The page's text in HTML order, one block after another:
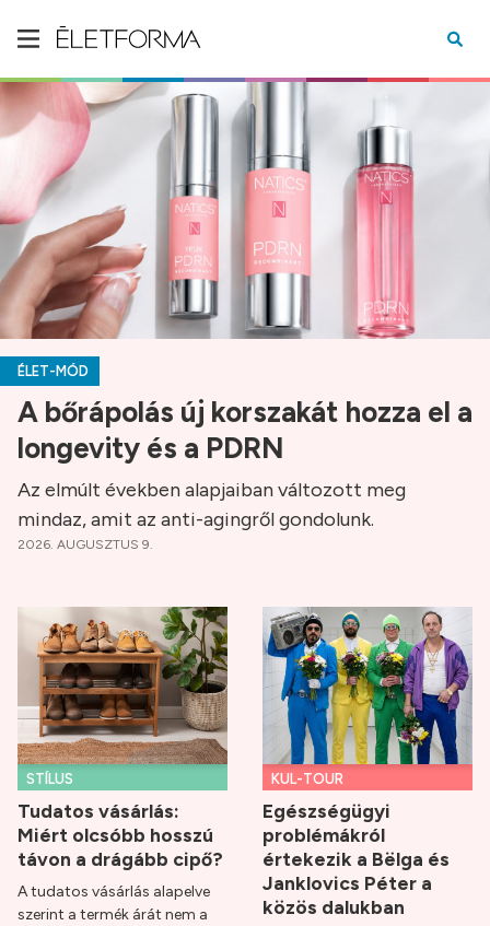
ÉLET-MÓD
A bőrápolás új korszakát hozza el a
longevity és a PDRN
Az elmúlt években alapjaiban változott meg
mindaz, amit az anti-agingről gondolunk.
2026. AUGUSZTUS 9.
STÍLUS
Tudatos vásárlás:
Miért olcsóbb hosszú
távon a drágább cipő?
A tudatos vásárlás alapelve
szerint a termék árát nem a
KUL-TOUR
Egészségügyi
problémákról
értekezik a Bëlga és
Janklovics Péter a
közös dalukban